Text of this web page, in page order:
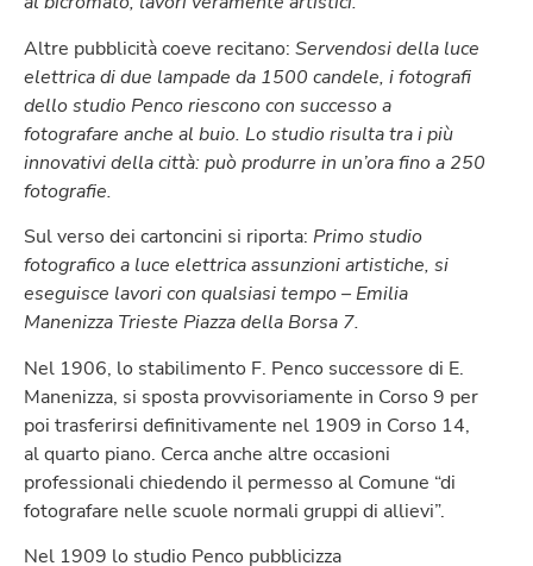
Altre pubblicità coeve recitano: Servendosi della luce
elettrica di due lampade da 1500 candele, i fotografi
dello studio Penco riescono con successo a
fotografare anche al buio. Lo studio risulta tra i più
innovativi della città: può produrre in un’ora fino a 250
fotografie.
Sul verso dei cartoncini si riporta: Primo studio
fotografico a luce elettrica assunzioni artistiche, si
eseguisce lavori con qualsiasi tempo – Emilia
Manenizza Trieste Piazza della Borsa 7.
Nel 1906, lo stabilimento F. Penco successore di E.
Manenizza, si sposta provvisoriamente in Corso 9 per
poi trasferirsi definitivamente nel 1909 in Corso 14,
al quarto piano. Cerca anche altre occasioni
professionali chiedendo il permesso al Comune “di
fotografare nelle scuole normali gruppi di allievi”.
Nel 1909 lo studio Penco pubblicizza